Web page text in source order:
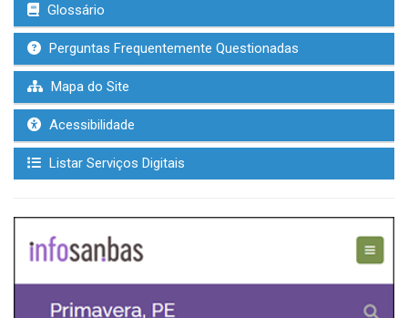
Glossário
Perguntas Frequentemente Questionadas
Mapa do Site
Acessibilidade
Listar Serviços Digitais